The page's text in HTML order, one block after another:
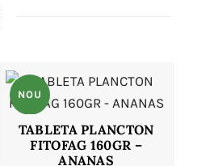
NOU
TABLETA PLANCTON
FITOFAG 160GR –
ANANAS